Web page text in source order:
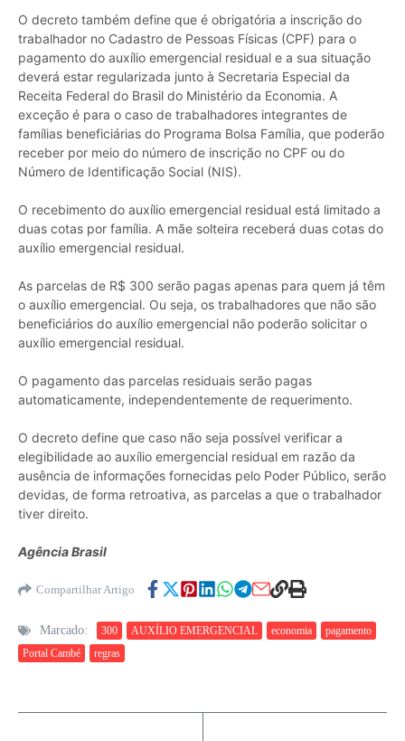
O decreto também define que é obrigatória a inscrição do
trabalhador no Cadastro de Pessoas Físicas (CPF) para o
pagamento do auxílio emergencial residual e a sua situação
deverá estar regularizada junto à Secretaria Especial da
Receita Federal do Brasil do Ministério da Economia. A
exceção é para o caso de trabalhadores integrantes de
famílias beneficiárias do Programa Bolsa Família, que poderão
receber por meio do número de inscrição no CPF ou do
Número de Identificação Social (NIS).
O recebimento do auxílio emergencial residual está limitado a
duas cotas por família. A mãe solteira receberá duas cotas do
auxílio emergencial residual.
As parcelas de R$ 300 serão pagas apenas para quem já têm
o auxílio emergencial. Ou seja, os trabalhadores que não são
beneficiários do auxílio emergencial não poderão solicitar o
auxílio emergencial residual.
O pagamento das parcelas residuais serão pagas
automaticamente, independentemente de requerimento.
O decreto define que caso não seja possível verificar a
elegibilidade ao auxílio emergencial residual em razão da
ausência de informações fornecidas pelo Poder Público, serão
devidas, de forma retroativa, as parcelas a que o trabalhador
tiver direito.
Agência Brasil
Compartilhar Artigo
Marcado: 300 AUXÍLIO EMERGENCIAL economia
pagamento
Portal Cambé
regras